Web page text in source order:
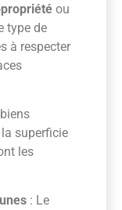
ou
type de
à respecter
superficie
les
: Le